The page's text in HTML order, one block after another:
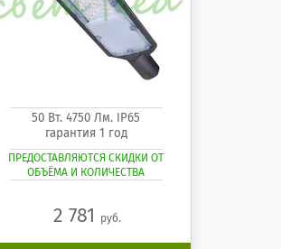
50 Вт. 4750 Лм. IP65
гарантия 1 год
ПРЕДОСТАВЛЯЮТСЯ СКИДКИ ОТ
ОБЪЁМА И КОЛИЧЕСТВА
2 781 руб.